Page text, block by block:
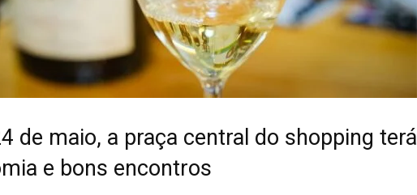
de maio, a praça central do shopping terá
e bons encontros